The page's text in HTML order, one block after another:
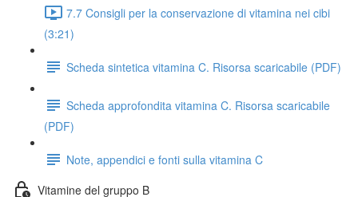
7.7 Consigli per la conservazione di vitamina nei cibi
(3:21)
Scheda sintetica vitamina C. Risorsa scaricabile (PDF)
Scheda approfondita vitamina C. Risorsa scaricabile
(PDF)
Note, appendici e fonti sulla vitamina C
Vitamine del gruppo B